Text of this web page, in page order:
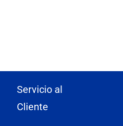
Servicio al
Cliente